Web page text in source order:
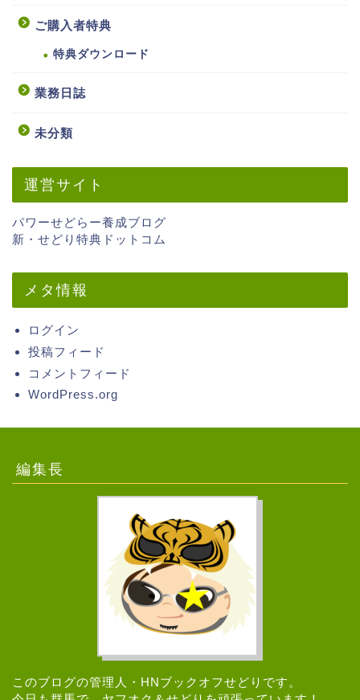
ご購入者特典
特典ダウンロード
業務日誌
未分類
運営サイト
パワーせどらー養成ブログ
新・せどり特典ドットコム
メタ情報
ログイン
投稿フィード
コメントフィード
WordPress.org
編集長
このブログの管理人・HNブックオフせどりです。